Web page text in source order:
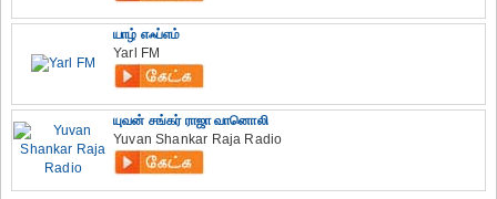
யாழ் எஃப்எம்
Yarl FM
யுவன் சங்கர் ராஜா வானொலி
Yuvan Shankar Raja Radio